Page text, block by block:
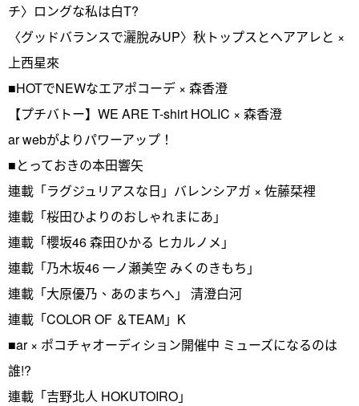
チ〉ロングな私は白T?
〈グッドバランスで灑脫みUP〉秋トップスとヘアアレと ×
上西星來
■HOTでNEWなエアポコーデ × 森香澄
【プチバトー】WE ARE T-shirt HOLIC × 森香澄
ar webがよりパワーアップ！
■とっておきの本田響矢
連載「ラグジュリアスな日」バレンシアガ × 佐藤栞裡
連載「桜田ひよりのおしゃれまにあ」
連載「櫻坂46 森田ひかる ヒカルノメ」
連載「乃木坂46 一ノ瀬美空 みくのきもち」
連載「大原優乃、あのまちへ」 清澄白河
連載「COLOR OF ＆TEAM」K
■ar × ポコチャオーディション開催中 ミューズになるのは
誰!?
連載「吉野北人 HOKUTOIRO」